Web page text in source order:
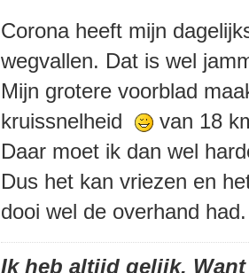
Corona heeft mijn
wegvallen. Dat is wel
Mijn grotere voorblad
kruissnelheid
van 18
Daar moet ik dan wel
Dus het kan vriezen en
dooi wel de overhand had.
Ik heb altijd gelijk.